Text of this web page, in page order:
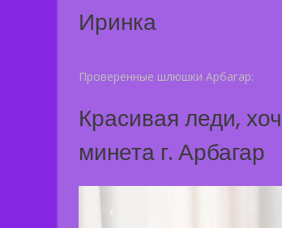
Иринка
Проверенные шлюшки Арбагар:
Красивая леди,
минета г. Арбагар